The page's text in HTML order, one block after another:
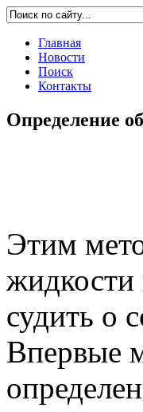
Главная
Новости
Поиск
Контакты
Определение
Этим
жидкости
судить о
Впервые